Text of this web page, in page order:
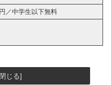
／中学生以下無料